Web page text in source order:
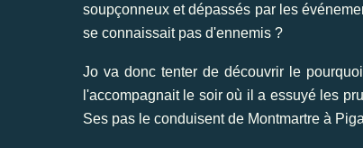
soupçonneux et dépassés par les
se connaissait pas d'ennemis ?
Jo va donc tenter de découvrir le
l'accompagnait le soir où il a essuyé les
Ses pas le conduisent de Montmartre à